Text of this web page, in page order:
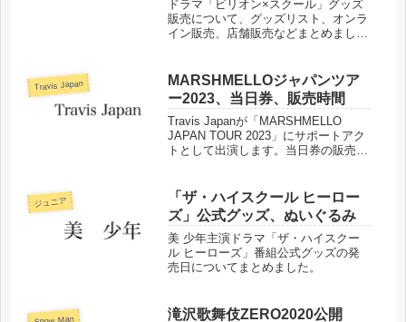
ドラマ「ビリオン×スクール」グッズ
販売について、グッズリスト、オンラ
イン販売、店舗販売などまとめまし
Travis Japan
MARSHMELLOジャパンツア
ー2023、当日券、販売時間
Travis Japanが「MARSHMELLO
JAPAN TOUR 2023」にサポートアク
トとして出演します。当日券の販売に
ジュニア
「ザ・ハイスクール ヒーロー
ズ」公式グッズ、ぬいぐるみ
美 少年主演ドラマ「ザ・ハイスクー
ル ヒーローズ」番組公式グッズの発
売日についてまとめました。
Snow Man
滝沢歌舞伎ZERO2020公開